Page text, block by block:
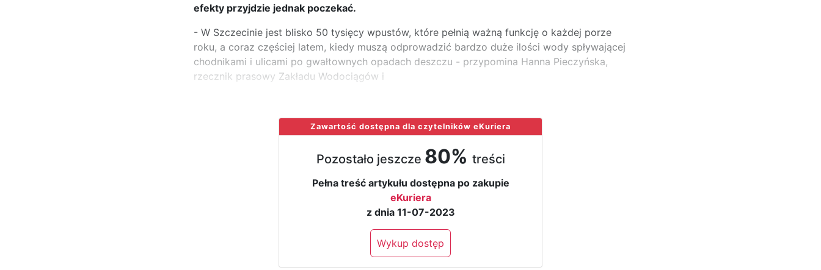
efekty przyjdzie jednak poczekać.
- W Szczecinie jest blisko 50 tysięcy wpustów, które pełnią ważną funkcję o każdej porze
roku, a coraz częściej latem, kiedy muszą odprowadzić bardzo duże ilości wody spływającej
chodnikami i ulicami po gwałtownych opadach deszczu - przypomina Hanna Pieczyńska,
rzecznik prasowy Zakładu Wodociągów i
Zawartość dostępna dla czytelników eKuriera
Pozostało jeszcze 80% treści
Pełna treść artykułu dostępna po zakupie
eKuriera
z dnia 11-07-2023
Wykup dostęp